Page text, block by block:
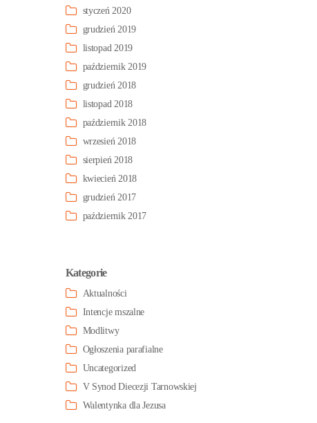
styczeń 2020
grudzień 2019
listopad 2019
październik 2019
grudzień 2018
listopad 2018
październik 2018
wrzesień 2018
sierpień 2018
kwiecień 2018
grudzień 2017
październik 2017
Kategorie
Aktualności
Intencje mszalne
Modlitwy
Ogłoszenia parafialne
Uncategorized
V Synod Diecezji Tarnowskiej
Walentynka dla Jezusa